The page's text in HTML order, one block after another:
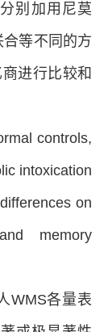
别加用尼莫
等不同的方
进行比较和
controls,
intoxication
on
memory
WMS各量表